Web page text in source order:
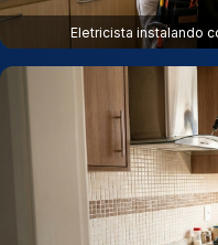
Eletricista instalando